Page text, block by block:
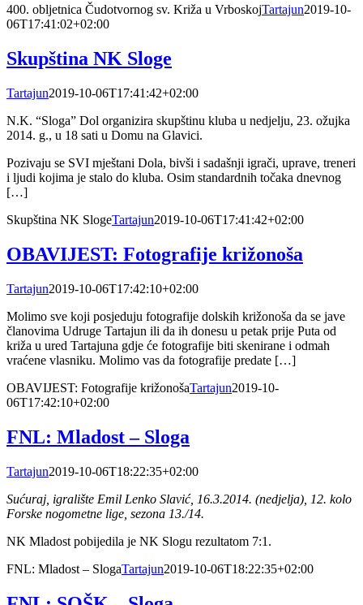
400. obljetnica Čudotvornog sv. Križa u VrboskojTartajun2019-10-
06T17:41:02+02:00
Skupština NK Sloge
Tartajun2019-10-06T17:41:42+02:00
N.K. “Sloga” Dol organizira skupštinu kluba u nedjelju, 23. ožujka
2014. g., u 18 sati u Domu na Glavici.
Pozivaju se SVI mještani Dola, bivši i sadašnji igrači, uprave, treneri
i ljudi kojima je stalo do kluba. Osim standardnih točaka dnevnog
[…]
Skupština NK SlogeTartajun2019-10-06T17:41:42+02:00
OBAVIJEST: Fotografije križonoša
Tartajun2019-10-06T17:42:10+02:00
Molimo sve koji posjeduju fotografije dolskih križonoša da se jave
članovima Udruge Tartajun ili da ih donesu u petak prije Puta od
križa u ured Tartajuna gdje će fotografije biti skenirane i odmah
vraćene vlasniku. Molimo vas da fotografije predate […]
OBAVIJEST: Fotografije križonošaTartajun2019-10-
06T17:42:10+02:00
FNL: Mladost – Sloga
Tartajun2019-10-06T18:22:35+02:00
Sućuraj, igralište Emil Lenko Slavić, 16.3.2014. (nedjelja), 12. kolo
Forske nogometne lige, sezona 13./14.
NK Mladost pobijedila je NK Slogu rezultatom 7:1.
FNL: Mladost – SlogaTartajun2019-10-06T18:22:35+02:00